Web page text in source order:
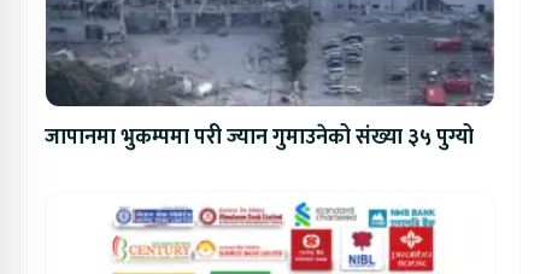
जापानमा भुकम्पमा परी ज्यान गुमाउनेको संख्या ३५ पुग्यो